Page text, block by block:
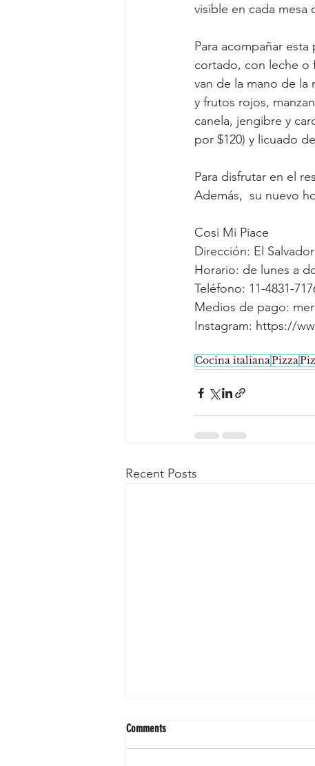
visible en cada mesa
Para acompañar
cortado, con leche o
van de la mano de la
y frutos rojos,
canela, jengibre y
por $120) y licuado
Para disfrutar en el
Además,  su nuevo
Cosi Mi Piace
Dirección: El
Horario: de lunes a
Teléfono: 11-4831-
Medios de pago:
Instagram: https://
Cocina italianaPizza
Recent Posts
Comments